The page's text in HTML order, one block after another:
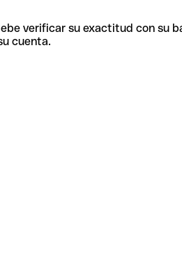
verificar su exactitud con su
cuenta.